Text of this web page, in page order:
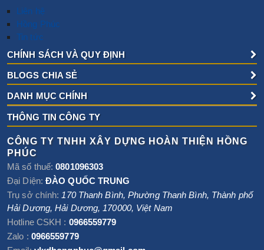
Liên hệ
Hồng Phúc
Tin tức
CHÍNH SÁCH VÀ QUY ĐỊNH
BLOGS CHIA SẺ
DANH MỤC CHÍNH
THÔNG TIN CÔNG TY
CÔNG TY TNHH XÂY DỰNG HOÀN THIỆN HỒNG
PHÚC
Mã số thuế:0801096303
Đại Diện: ĐÀO QUỐC TRUNG
Trụ sở chính: 170 Thanh Bình, Phường Thanh Bình, Thành phố
Hải Dương,Hải Dương, 170000, Việt Nam
Hotline CSKH : 0966559779
Zalo : 0966559779